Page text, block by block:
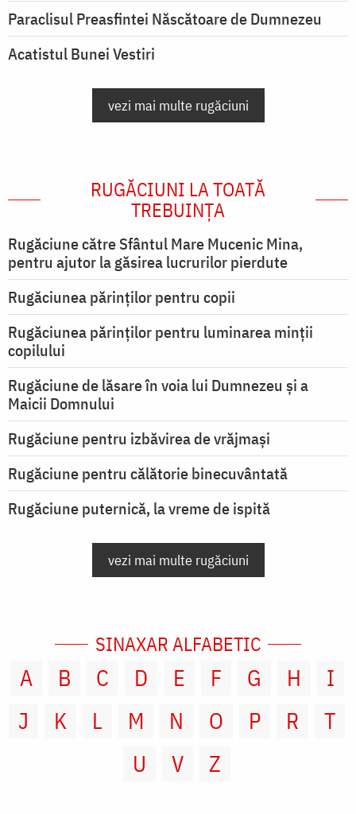
Paraclisul Preasfintei Născătoare de Dumnezeu
Acatistul Bunei Vestiri
vezi mai multe rugăciuni
RUGĂCIUNI LA TOATĂ
TREBUINȚA
Rugăciune către Sfântul Mare Mucenic Mina,
pentru ajutor la găsirea lucrurilor pierdute
Rugăciunea părinților pentru copii
Rugăciunea părinților pentru luminarea minţii
copilului
Rugăciune de lăsare în voia lui Dumnezeu şi a
Maicii Domnului
Rugăciune pentru izbăvirea de vrăjmași
Rugăciune pentru călătorie binecuvântată
Rugăciune puternică, la vreme de ispită
vezi mai multe rugăciuni
SINAXAR ALFABETIC
A B C D E F G H
I
J
K L M N O P R
T
U
V Z